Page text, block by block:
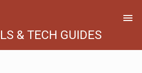
menu
& TECH GUIDES